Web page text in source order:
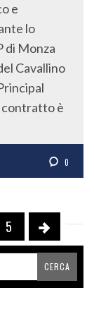
e
lo
di Monza
Cavallino
contratto è
0
5